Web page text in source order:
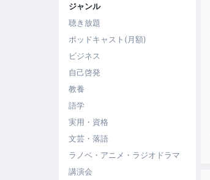
ジャンル
聴き放題
ポッドキャスト(月額)
ビジネス
自己啓発
教養
語学
実用・資格
文芸・落語
ラノベ・アニメ・ラジオドラマ
講演会